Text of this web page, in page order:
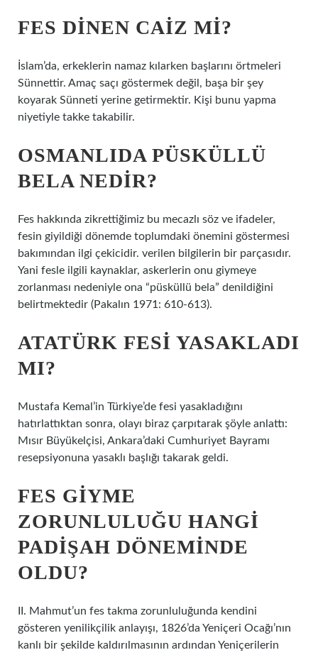
FES DINEN CAIZ MI?
İslam’da, erkeklerin namaz kılarken başlarını örtmeleri
Sünnettir. Amaç saçı göstermek değil, başa bir şey
koyarak Sünneti yerine getirmektir. Kişi bunu yapma
niyetiyle takke takabilir.
OSMANLIDA PÜSKÜLLÜ
BELA NEDIR?
Fes hakkında zikrettiğimiz bu mecazlı söz ve ifadeler,
fesin giyildiği dönemde toplumdaki önemini göstermesi
bakımından ilgi çekicidir. verilen bilgilerin bir parçasıdır.
Yani fesle ilgili kaynaklar, askerlerin onu giymeye
zorlanması nedeniyle ona “püsküllü bela” denildiğini
belirtmektedir (Pakalın 1971: 610-613).
ATATÜRK FESI YASAKLADI
MI?
Mustafa Kemal’in Türkiye’de fesi yasakladığını
hatırlattıktan sonra, olayı biraz çarpıtarak şöyle anlattı:
Mısır Büyükelçisi, Ankara’daki Cumhuriyet Bayramı
resepsiyonuna yasaklı başlığı takarak geldi.
FES GIYME
ZORUNLULUĞU HANGI
PADIŞAH DÖNEMINDE
OLDU?
II. Mahmut’un fes takma zorunluluğunda kendini
gösteren yenilikçilik anlayışı, 1826’da Yeniçeri Ocağı’nın
kanlı bir şekilde kaldırılmasının ardından Yeniçerilerin